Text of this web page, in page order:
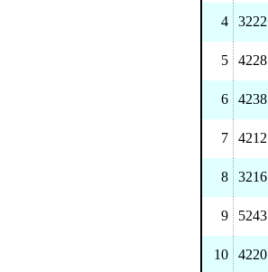
4
3222
5
4228
6
4238
7
4212
8
3216
9
5243
10
4220